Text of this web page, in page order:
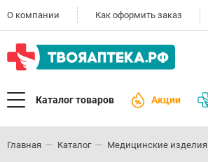
О компании Как оформить заказ
Каталог товаров Акции
Главная Каталог Медицинские изделия